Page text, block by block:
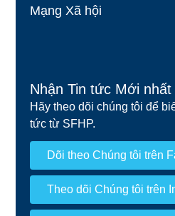
Mạng Xã hội
Nhận Tin tức Mới nhất
Hãy theo dõi chúng tôi để
tức từ SFHP.
Dõi theo Chúng tôi trên
Theo dõi Chúng tôi trên